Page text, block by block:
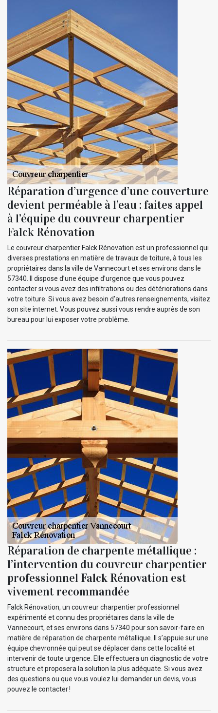
Réparation d’urgence d’une couverture
devient perméable à l’eau : faites appel
à l’équipe du couvreur charpentier
Falck Rénovation
Le couvreur charpentier Falck Rénovation est un professionnel qui
diverses prestations en matière de travaux de toiture, à tous les
propriétaires dans la ville de Vannecourt et ses environs dans le
57340. Il dispose d’une équipe d’urgence que vous pouvez
contacter si vous avez des infiltrations ou des détériorations dans
votre toiture. Si vous avez besoin d’autres renseignements, visitez
son site internet. Vous pouvez aussi vous rendre auprès de son
bureau pour lui exposer votre problème.
Réparation de charpente métallique :
l’intervention du couvreur charpentier
professionnel Falck Rénovation est
vivement recommandée
Falck Rénovation, un couvreur charpentier professionnel
expérimenté et connu des propriétaires dans la ville de
Vannecourt, et ses environs dans 57340 pour son savoir-faire en
matière de réparation de charpente métallique. Il s’appuie sur une
équipe chevronnée qui peut se déplacer dans cette localité et
intervenir de toute urgence. Elle effectuera un diagnostic de votre
structure et proposera la solution la plus adéquate. Si vous avez
des questions ou que vous voulez lui demander un devis, vous
pouvez le contacter !